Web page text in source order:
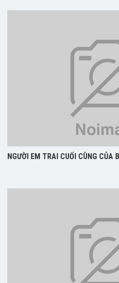
NGƯỜI EM TRAI CUỐI CÙNG CỦA